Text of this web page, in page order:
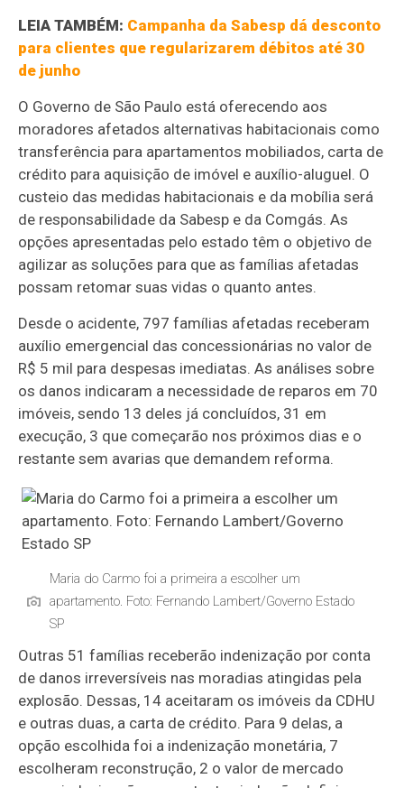
LEIA TAMBÉM: Campanha da Sabesp dá desconto
para clientes que regularizarem débitos até 30
de junho
O Governo de São Paulo está oferecendo aos
moradores afetados alternativas habitacionais como
transferência para apartamentos mobiliados, carta de
crédito para aquisição de imóvel e auxílio-aluguel. O
custeio das medidas habitacionais e da mobília será
de responsabilidade da Sabesp e da Comgás. As
opções apresentadas pelo estado têm o objetivo de
agilizar as soluções para que as famílias afetadas
possam retomar suas vidas o quanto antes.
Desde o acidente, 797 famílias afetadas receberam
auxílio emergencial das concessionárias no valor de
R$ 5 mil para despesas imediatas. As análises sobre
os danos indicaram a necessidade de reparos em 70
imóveis, sendo 13 deles já concluídos, 31 em
execução, 3 que começarão nos próximos dias e o
restante sem avarias que demandem reforma.
Maria do Carmo foi a primeira a escolher um
apartamento. Foto: Fernando Lambert/Governo Estado
SP
Outras 51 famílias receberão indenização por conta
de danos irreversíveis nas moradias atingidas pela
explosão. Dessas, 14 aceitaram os imóveis da CDHU
e outras duas, a carta de crédito. Para 9 delas, a
opção escolhida foi a indenização monetária, 7
escolheram reconstrução, 2 o valor de mercado